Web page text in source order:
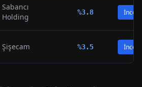
Sabancı
Holding
%3.8 İncele
Şişecam %3.5 İncele